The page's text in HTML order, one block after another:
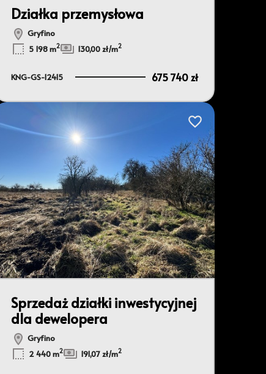
Działka przemysłowa
Gryfino
5 198 m2 130,00 zł/m2
KNG-GS-12415 675 740 zł
Dodaj do
Sprzedaż działki inwestycyjnej
dla dewelopera
Gryfino
2 440 m2 191,07 zł/m2